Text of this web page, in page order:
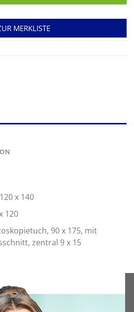
MERKLISTE
x 140
120
90 x 175, mit
zentral 9 x 15